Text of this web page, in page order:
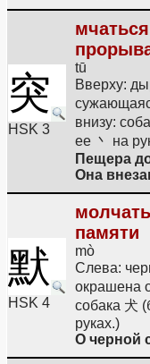
突
HSK 3
tū
Вверху:
внизу:
ее 丶 на
Пещера
Она
默
HSK 4
памяти
mò
Слева:
окрашена
собака 犬
руках.)
О черной